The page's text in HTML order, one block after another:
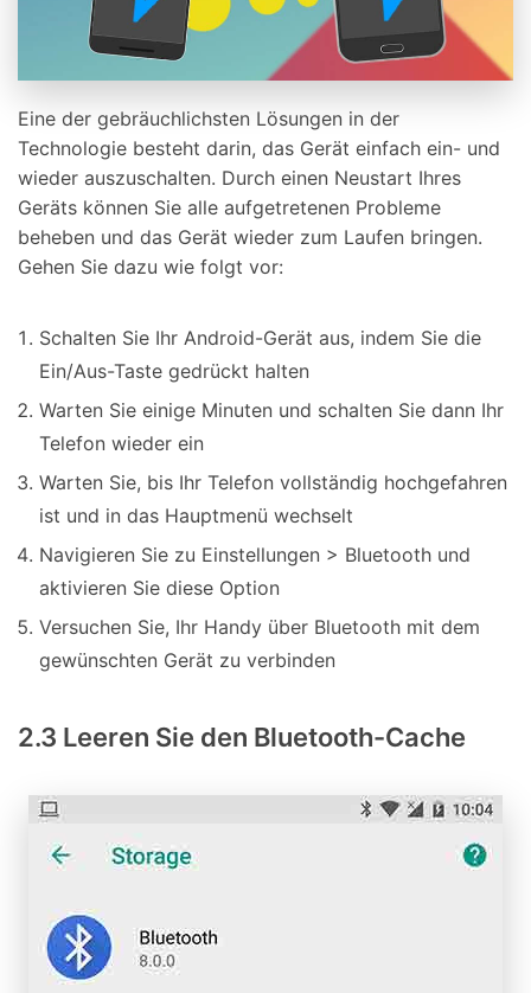
Eine der gebräuchlichsten Lösungen in der
Technologie besteht darin, das Gerät einfach ein- und
wieder auszuschalten. Durch einen Neustart Ihres
Geräts können Sie alle aufgetretenen Probleme
beheben und das Gerät wieder zum Laufen bringen.
Gehen Sie dazu wie folgt vor:
Schalten Sie Ihr Android-Gerät aus, indem Sie die
Ein/Aus-Taste gedrückt halten
Warten Sie einige Minuten und schalten Sie dann Ihr
Telefon wieder ein
Warten Sie, bis Ihr Telefon vollständig hochgefahren
ist und in das Hauptmenü wechselt
Navigieren Sie zu Einstellungen > Bluetooth und
aktivieren Sie diese Option
Versuchen Sie, Ihr Handy über Bluetooth mit dem
gewünschten Gerät zu verbinden
2.3 Leeren Sie den Bluetooth-Cache